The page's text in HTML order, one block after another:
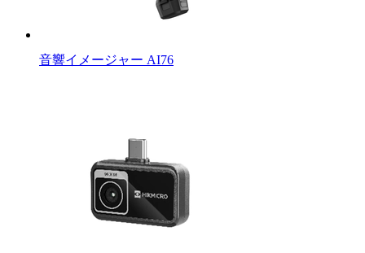
音響イメージャー AI76